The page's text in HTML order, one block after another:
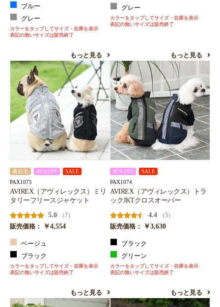
ブルー
グレー
カラーをタップしてサイズ・在庫を表示
表記の無いサイズは販売終了
もっと見る
グレー
カラーをタップしてサイズ・在庫を表示
表記の無いサイズは販売終了
もっと見る
裏起毛 40％OFF SALE
PAX1075
AVIREX（アヴィレックス）ミリ
タリーフリースジャケット
5.0
（7）
販売価格：
￥4,554
ベージュ
ブラック
カラーをタップしてサイズ・在庫を表示
表記の無いサイズは販売終了
もっと見る
40％OFF SALE
PAX1074
AVIREX（アヴィレックス）トラ
ックJKTクロスオーバー
4.4
（5）
販売価格：
￥3,630
ブラック
グリーン
カラーをタップしてサイズ・在庫を表示
表記の無いサイズは販売終了
もっと見る